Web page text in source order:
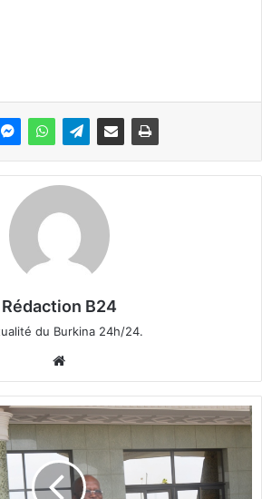
Rédaction B24
du Burkina 24h/24.
bsi
te